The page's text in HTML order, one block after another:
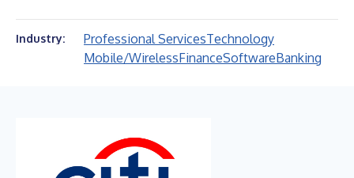
Industry: Professional ServicesTechnology
Mobile/WirelessFinanceSoftwareBanking